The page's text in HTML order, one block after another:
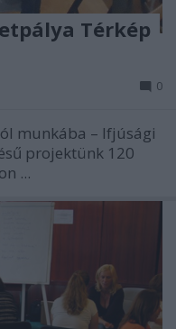
Térkép
0
munkába – Ifjúsági
projektünk 120
...